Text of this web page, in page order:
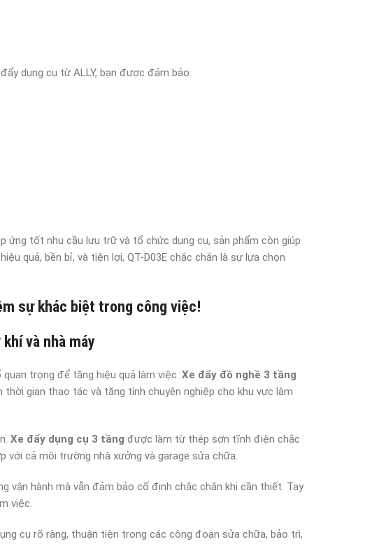
dụng cụ từ ALLY, bạn được đảm bảo:
ứng tốt nhu cầu lưu trữ và tổ chức dụng cụ, sản phẩm còn giúp
quả, bền bỉ, và tiện lợi, QT-D03E chắc chắn là sự lựa chọn
sự khác biệt trong công việc!
và nhà máy
trọng để tăng hiệu quả làm việc. Xe đẩy đồ nghề 3 tầng
gian thao tác và tăng tính chuyên nghiệp cho khu vực làm
Xe đẩy dụng cụ 3 tầng được làm từ thép sơn tĩnh điện chắc
với cả môi trường nhà xưởng và garage sửa chữa.
vận hành mà vẫn đảm bảo cố định chắc chắn khi cần thiết. Tay
việc.
cụ rõ ràng, thuận tiện trong các công đoạn sửa chữa, bảo trì,